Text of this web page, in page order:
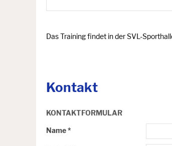
Das Training findet in der SVL-
Kontakt
KONTAKTFORMULAR
Name *